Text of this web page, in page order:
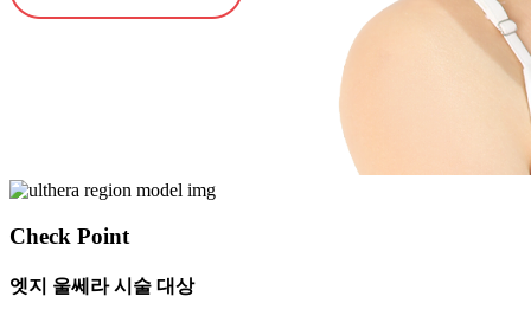
Check Point
엣지 울쎄라 시술 대상